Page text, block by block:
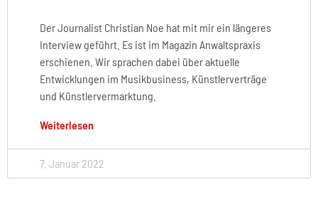
Der Journalist Christian Noe hat mit mir ein längeres
Interview geführt. Es ist im Magazin Anwaltspraxis
erschienen. Wir sprachen dabei über aktuelle
Entwicklungen im Musikbusiness, Künstlerverträge
und Künstlervermarktung.
Weiterlesen
7. Januar 2022